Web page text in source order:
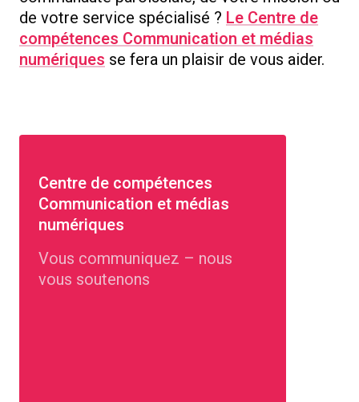
de votre service spécialisé ? Le Centre de
compétences Communication et médias
numériques se fera un plaisir de vous aider.
Centre de compétences
Communication et médias
numériques
Vous communiquez – nous
vous soutenons